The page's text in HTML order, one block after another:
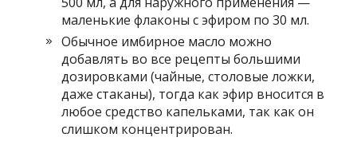
маленькие флаконы с эфиром по 30 мл.
Обычное имбирное масло можно
добавлять во все рецепты большими
дозировками (чайные, столовые ложки,
даже стаканы), тогда как эфир вносится в
любое средство капельками, так как он
слишком концентрирован.